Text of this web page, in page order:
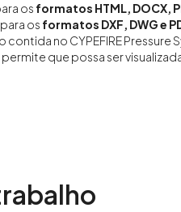
os formatos HTML, DOCX,
os formatos DXF, DWG e
no CYPEFIRE Pressure
permite que possa ser